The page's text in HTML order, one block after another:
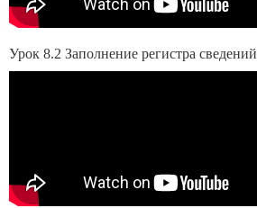
Урок 8.2 Заполнение регистра сведений